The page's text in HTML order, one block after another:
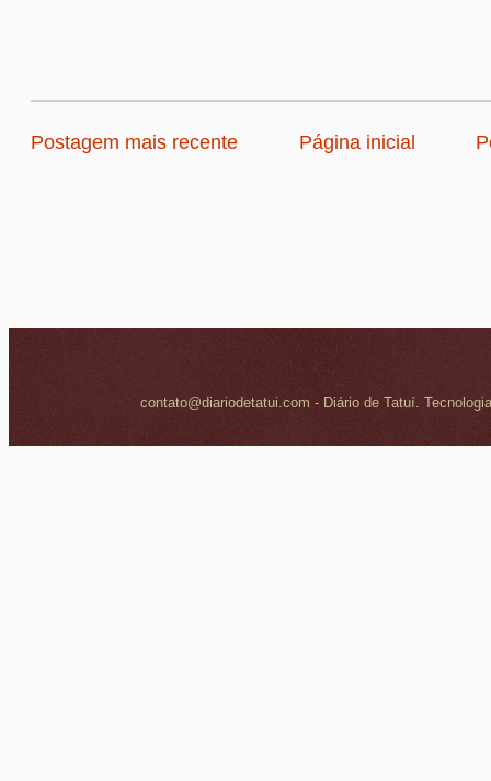
Postagem mais recente Página inicial
contato@diariodetatui.com - Diário de Tatuí.